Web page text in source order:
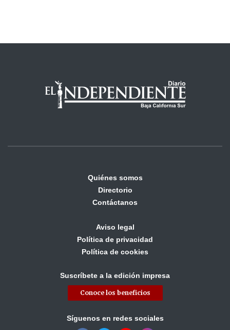
Quiénes somos
Directorio
Contáctanos
Aviso legal
Política de privacidad
Política de cookies
Suscríbete a la edición impresa
Conoce los beneficios
Síguenos en redes sociales